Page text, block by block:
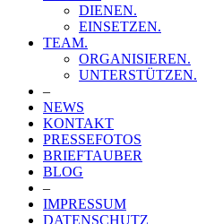
DIENEN.
EINSETZEN.
TEAM.
ORGANISIEREN.
UNTERSTÜTZEN.
–
NEWS
KONTAKT
PRESSEFOTOS
BRIEFTAUBER
BLOG
–
IMPRESSUM
DATENSCHUTZ